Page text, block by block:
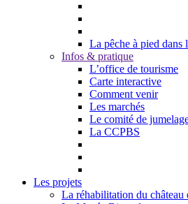
La pêche à pied dans
Infos & pratique
L’office de tourisme
Carte interactive
Comment venir
Les marchés
Le comité de
La CCPBS
Les projets
La réhabilitation du château